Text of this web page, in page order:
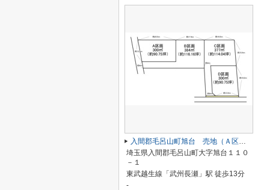
入間郡毛呂山町旭台 売地（Ａ区画／全４区画）
埼玉県入間郡毛呂山町大字旭台１１０
－１
東武越生線「武州長瀬」駅 徒歩13分
-